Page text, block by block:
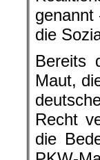
genannt
die
Bereits
Maut,
Recht
die